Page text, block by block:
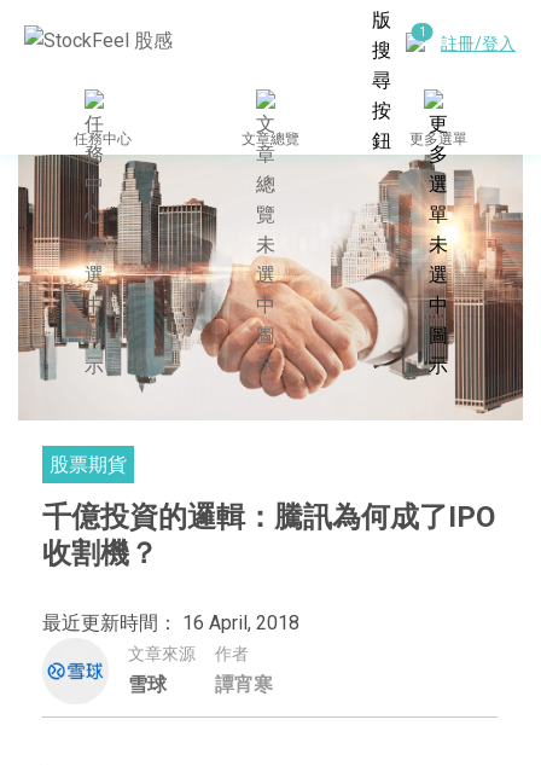
註冊/登入
任務中心 文章總覽 更多選單
股票期貨
千億投資的邏輯：騰訊為何成了IPO
收割機？
最近更新時間： 16 April, 2018
文章來源
雪球
作者
譚宵寒